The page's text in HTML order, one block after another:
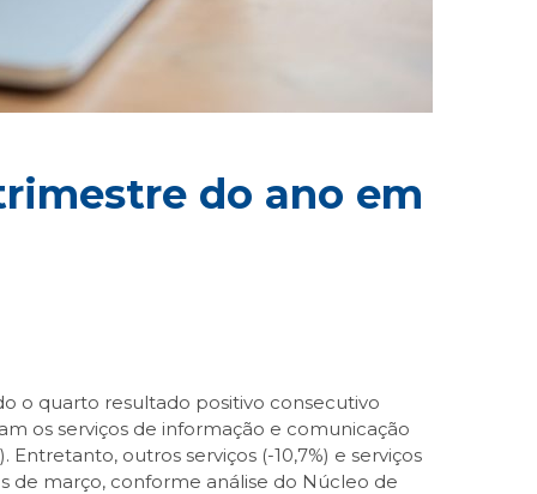
do ano em
o quarto resultado positivo consecutivo
os serviços de informação e comunicação
Entretanto, outros serviços (-10,7%) e serviços
de março, conforme análise do Núcleo de